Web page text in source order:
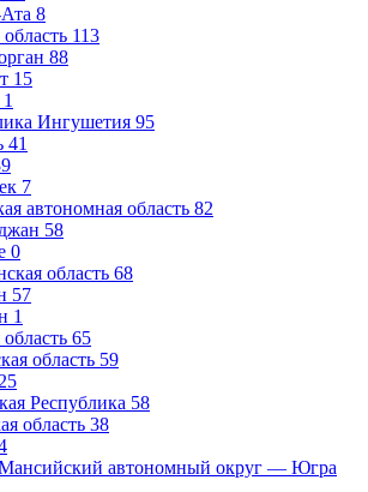
8
113
88
15
1
Ингушетия 95
41
7
автономная область 82
58
0
область 68
57
1
65
область 59
25
Республика 58
область 38
автономный округ — Югра